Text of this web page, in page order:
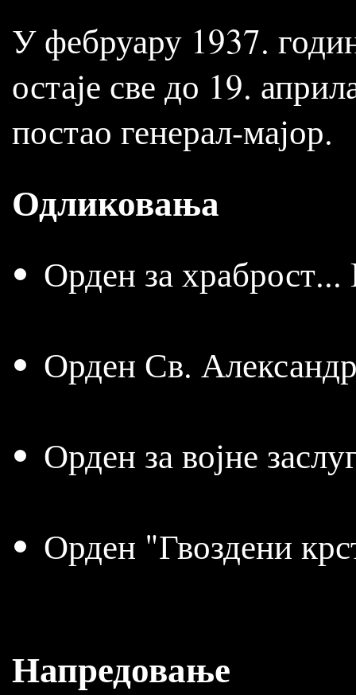
У фебруару 1937.
остаје све до 19.
постао генерал-мајор.
Одликовања
Орден за
Орден Св.
Орден за војне
Орден "Гвоздени
Напредовање